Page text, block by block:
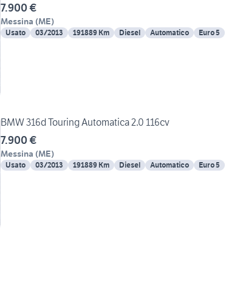
7.900 €
Messina (ME)
Usato 03/2013 191889 Km Diesel Automatico Euro 5
BMW 316d Touring Automatica 2.0 116cv
7.900 €
Messina (ME)
Usato 03/2013 191889 Km Diesel Automatico Euro 5